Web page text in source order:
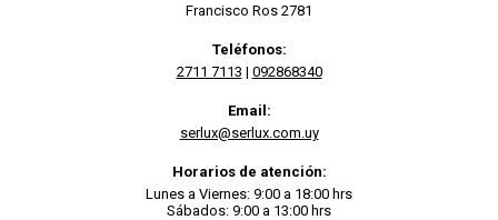
Francisco Ros 2781
Teléfonos:
2711 7113 | 092868340
Email:
serlux@serlux.com.uy
Horarios de atención:
Lunes a Viernes: 9:00 a 18:00 hrs
Sábados: 9:00 a 13:00 hrs